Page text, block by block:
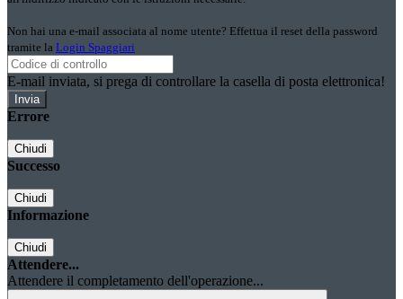
Non hai una e-mail associata al nome utente? Effettua il reset della password
tramite la Login Spaggiari
E-mail inviata, si prega di controllare la casella di posta elettronica!
Errore
Chiudi
Successo
Chiudi
Informazione
Chiudi
Attendere...
Attendere il completamento dell'operazione...